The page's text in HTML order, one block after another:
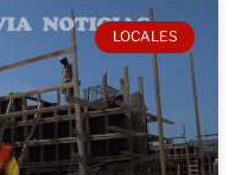
LOCALES